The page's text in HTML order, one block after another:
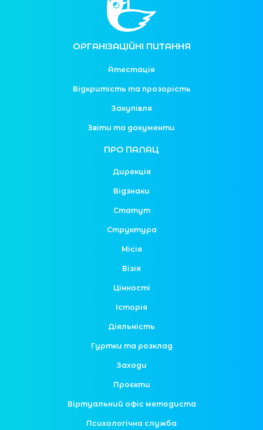
ОРГАНІЗАЦІЙНІ ПИТАННЯ
Атестація
Відкритість та прозорість
Закупівля
Звіти та документи
ПРО ПАЛАЦ
Дирекція
Відзнаки
Статут
Структура
Місія
Візія
Цінності
Історія
Діяльність
Гуртки та розклад
Заходи
Проєкти
Віртуальний офіс методиста
Психологічна служба